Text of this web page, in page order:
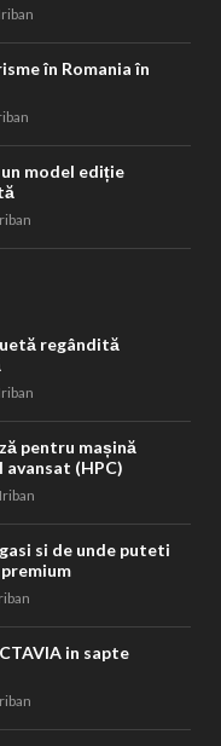
în Romania în
model ediție
regândită
pentru mașină
(HPC)
si de unde puteti
in sapte